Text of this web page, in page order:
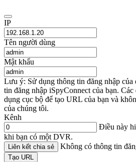
IP
Tên người dùng
Mật khẩu
Lưu ý: Sử dụng thông tin đăng nhập của
tin đăng nhập iSpyConnect của bạn.
dụng cục bộ để tạo URL của bạn và
của chúng tôi.
Kênh
Điều này
khi bạn có một DVR.
Liên kết chia sẻ Không có thông tin
Tạo URL